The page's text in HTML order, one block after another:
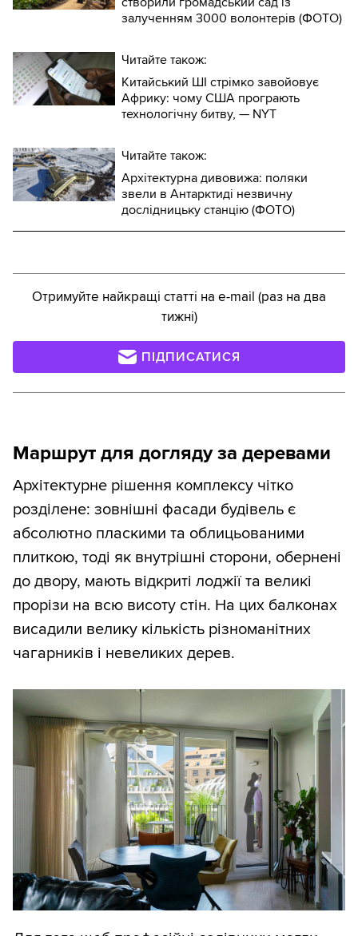
залученням 3000 волонтерів (ФОТО)
Читайте також:
Китайський ШІ стрімко завойовує
Африку: чому США програють
технологічну битву, — NYT
Читайте також:
Архітектурна дивовижа: поляки
звели в Антарктиді незвичну
дослідницьку станцію (ФОТО)
Отримуйте найкращі статті на e-mail (раз на два
тижні)
ПІДПИСАТИСЯ
Маршрут для догляду за деревами
Архітектурне рішення комплексу чітко
розділене: зовнішні фасади будівель є
абсолютно пласкими та облицьованими
плиткою, тоді як внутрішні сторони, обернені
до двору, мають відкриті лоджії та великі
прорізи на всю висоту стін. На цих балконах
висадили велику кількість різноманітних
чагарників і невеликих дерев.